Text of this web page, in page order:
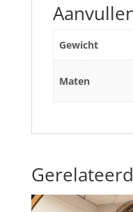
Gewicht
Maten